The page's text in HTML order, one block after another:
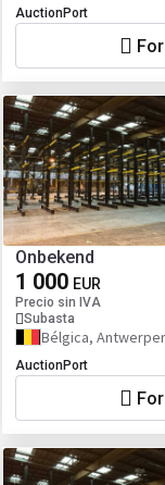
AuctionPort
Onbekend
1 000 EUR
Precio sin IVA
Subasta
Bélgica,
AuctionPort